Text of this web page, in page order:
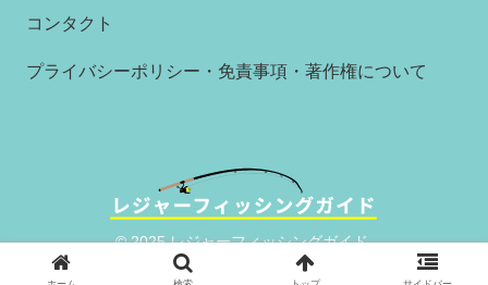
コンタクト
プライバシーポリシー・免責事項・著作権について
© 2025 レジャーフィッシングガイド.